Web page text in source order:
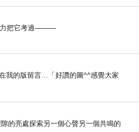
力把它考過———
我的版留言…「好讚的圖^^感覺大家
的亮處探索另一個心聲另一個共鳴的